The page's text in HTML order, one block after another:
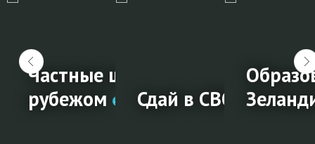
на обучение за
Частные школы за
рубежом
Сдай в СВОЁМ